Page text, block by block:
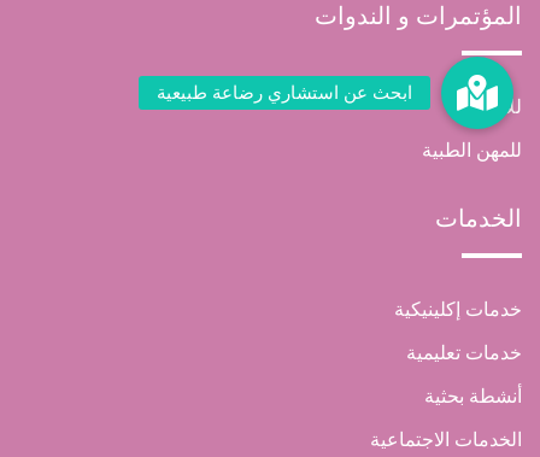
المؤتمرات و الندوات
للامهات
للمهن الطبية
الخدمات
خدمات إكلينيكية
خدمات تعليمية
أنشطة بحثية
الخدمات الاجتماعية